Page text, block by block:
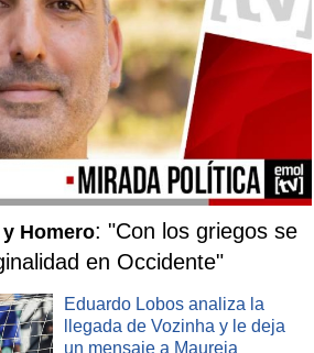
Homero: "Con los griegos se
en Occidente"
Eduardo Lobos analiza la
llegada de Vozinha y le deja
un mensaje a Maureia